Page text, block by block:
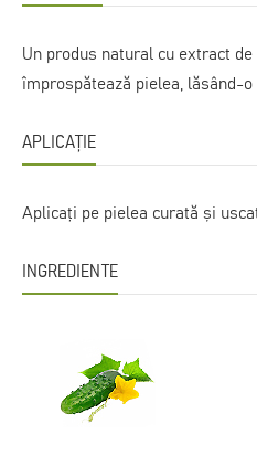
Un produs natural cu extract
împrospătează pielea, lăsând-
APLICAȚIE
Aplicați pe pielea curată și
INGREDIENTE